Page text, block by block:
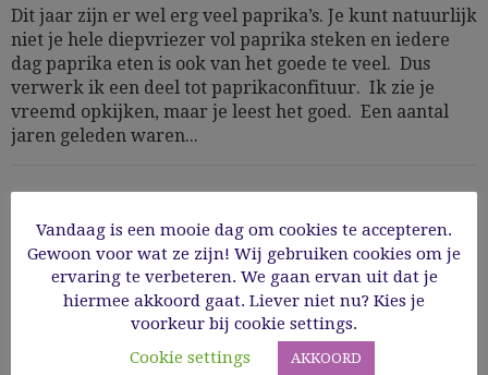
Dit jaar zijn er wel erg veel paprika’s. Je kunt natuurlijk
niet je hele diepvriezer vol paprika steken en iedere
dag paprika eten is ook van het goede te veel. Dus
verwerk ik een deel tot paprikaconfituur. Ik zie je
vreemd opkijken, maar je leest het goed. Een aantal
jaren geleden waren...
Read More
Vandaag is een mooie dag om cookies te accepteren.
Gewoon voor wat ze zijn! Wij gebruiken cookies om je
ervaring te verbeteren. We gaan ervan uit dat je
hiermee akkoord gaat. Liever niet nu? Kies je
voorkeur bij cookie settings.
Cookie settings
AKKOORD